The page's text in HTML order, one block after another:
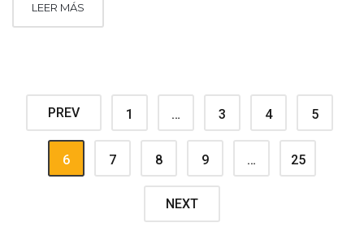
LEER MÁS
PREV 1 … 3 4 5
6 7 8 9 … 25
NEXT